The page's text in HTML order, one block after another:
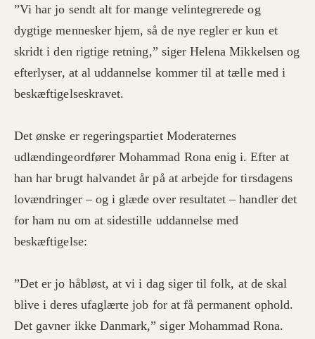
”Vi har jo sendt alt for mange velintegrerede og
dygtige mennesker hjem, så de nye regler er kun et
skridt i den rigtige retning,” siger Helena Mikkelsen og
efterlyser, at al uddannelse kommer til at tælle med i
beskæftigelseskravet.
Det ønske er regeringspartiet Moderaternes
udlændingeordfører Mohammad Rona enig i. Efter at
han har brugt halvandet år på at arbejde for tirsdagens
lovændringer – og i glæde over resultatet – handler det
for ham nu om at sidestille uddannelse med
beskæftigelse:
”Det er jo håbløst, at vi i dag siger til folk, at de skal
blive i deres ufaglærte job for at få permanent ophold.
Det gavner ikke Danmark,” siger Mohammad Rona.